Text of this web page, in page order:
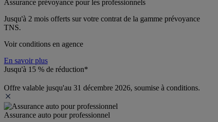
Assurance prévoyance pour les professionnels
Jusqu'à 2 mois offerts sur votre contrat de la gamme prévoyance
TNS.
Voir conditions en agence
En savoir plus
Jusqu'à 15 % de réduction*
Offre valable jusqu'au 31 décembre 2026, soumise à conditions.
Assurance auto pour professionnel